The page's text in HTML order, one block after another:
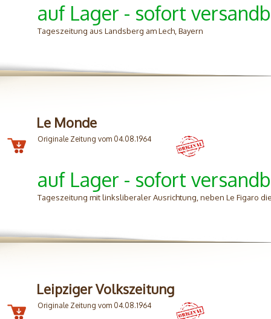
auf Lager - sofort
Tageszeitung aus Landsberg am Lech, Bayern
Le Monde
Originale Zeitung vom 04.08.1964
auf Lager - sofort
Tageszeitung mit linksliberaler Ausrichtung, neben Le Figaro
Leipziger Volkszeitung
Originale Zeitung vom 04.08.1964